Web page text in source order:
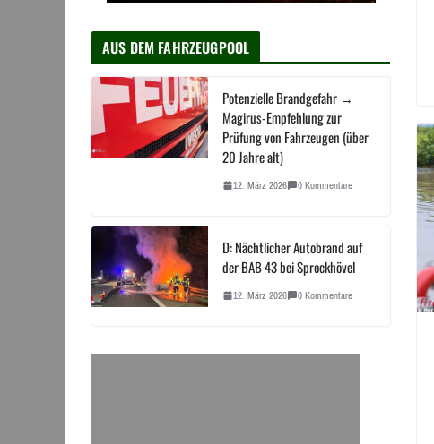
AUS DEM FAHRZEUGPOOL
Potenzielle Brandgefahr →
Magirus-Empfehlung zur
Prüfung von Fahrzeugen (über
20 Jahre alt)
12. März 2026 0 Kommentare
D: Nächtlicher Autobrand auf
der BAB 43 bei Sprockhövel
12. März 2026 0 Kommentare